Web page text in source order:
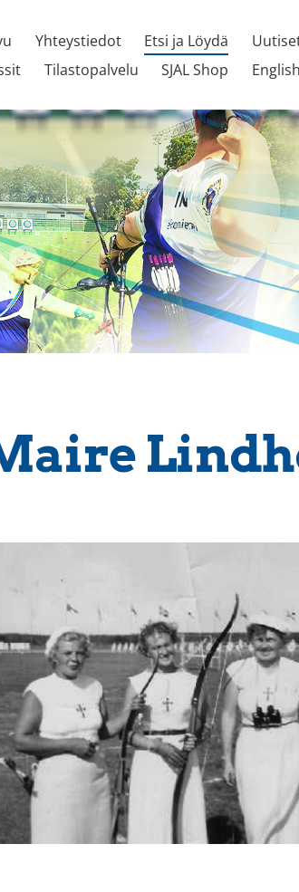
Yhteystiedot Etsi ja Löydä
Tilastopalvelu SJAL Shop